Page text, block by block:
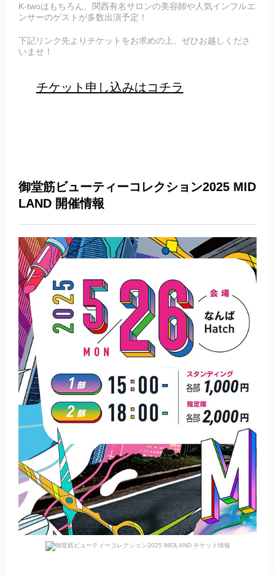
K-twoはもちろん、関西有名サロンの美容師や人気インフルエ
ンサーのゲストが多数出演予定！
下記リンク先よりチケットをお求めの上、ぜひお越しくださ
いませ！
チケット申し込みはコチラ
御堂筋ビューティーコレクション2025 MID
LAND 開催情報